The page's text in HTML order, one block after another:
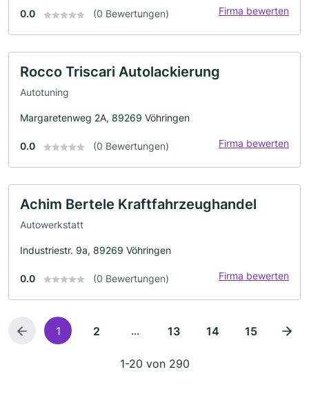
0.0 (0 Bewertungen) Firma bewerten
Rocco Triscari Autolackierung
Autotuning
Margaretenweg 2A, 89269 Vöhringen
0.0 (0 Bewertungen) Firma bewerten
Achim Bertele Kraftfahrzeughandel
Autowerkstatt
Industriestr. 9a, 89269 Vöhringen
0.0 (0 Bewertungen) Firma bewerten
1 2 ... 13 14 15
1-20 von 290